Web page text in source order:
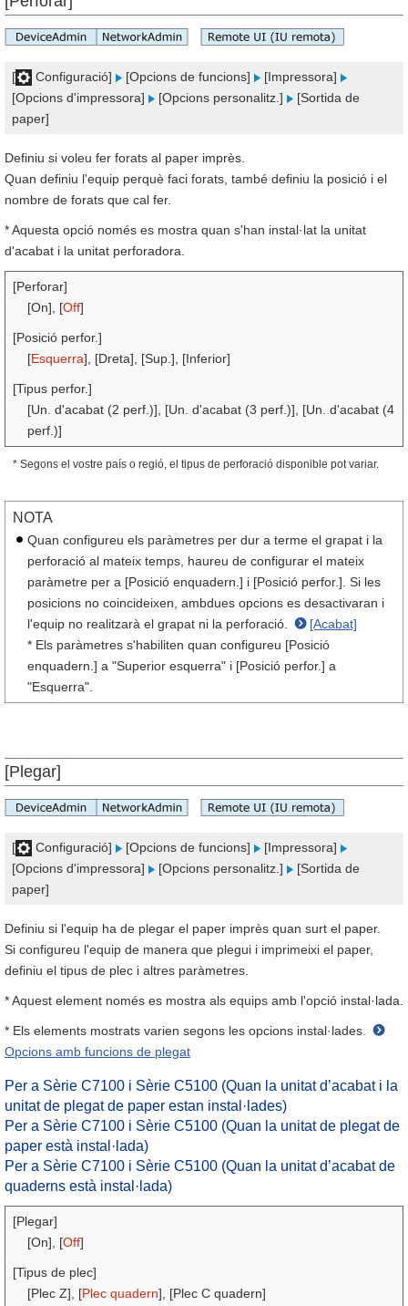
[ Configuració] [Opcions de funcions]
[Impressora]
[Opcions d'impressora]
[Opcions personalitz.]
[Sortida de
paper]
Definiu si voleu fer forats al paper imprès.
Quan definiu l'equip perquè faci forats, també definiu la posició i el
nombre de forats que cal fer.
* Aquesta opció només es mostra quan s'han instal·lat la unitat
d'acabat i la unitat perforadora.
[Perforar]
[On], [Off]
[Posició perfor.]
[Esquerra], [Dreta], [Sup.], [Inferior]
[Tipus perfor.]
[Un. d'acabat (2 perf.)], [Un. d'acabat (3 perf.)], [Un. d'acabat (4
perf.)]
* Segons el vostre país o regió, el tipus de perforació disponible pot variar.
NOTA
Quan configureu els paràmetres per dur a terme el grapat i la
perforació al mateix temps, haureu de configurar el mateix
paràmetre per a [Posició enquadern.] i [Posició perfor.]. Si les
posicions no coincideixen, ambdues opcions es desactivaran i
l'equip no realitzarà el grapat ni la perforació.
[Acabat]
* Els paràmetres s'habiliten quan configureu [Posició
enquadern.] a "Superior esquerra" i [Posició perfor.] a
"Esquerra".
[Plegar]
[ Configuració] [Opcions de funcions]
[Impressora]
[Opcions d'impressora]
[Opcions personalitz.]
[Sortida de
paper]
Definiu si l'equip ha de plegar el paper imprès quan surt el paper.
Si configureu l'equip de manera que plegui i imprimeixi el paper,
definiu el tipus de plec i altres paràmetres.
* Aquest element només es mostra als equips amb l'opció instal·lada.
* Els elements mostrats varien segons les opcions instal·lades.
Opcions amb funcions de plegat
Per a Sèrie C7100 i Sèrie C5100 (Quan la unitat d’acabat i la
unitat de plegat de paper estan instal·lades)
Per a Sèrie C7100 i Sèrie C5100 (Quan la unitat de plegat de
paper està instal·lada)
Per a Sèrie C7100 i Sèrie C5100 (Quan la unitat d’acabat de
quaderns està instal·lada)
[Plegar]
[On], [Off]
[Tipus de plec]
[Plec Z], [Plec quadern], [Plec C quadern]